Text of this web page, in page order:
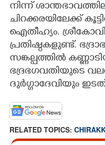
നിന്ന്
ചിറക്കരയിലേക്ക്
ഐതീഹ്യം.
പ്രതിഷ്ഠകളുണ്ട്.
സങ്കല്പത്തിൽ
ഭദ്രഭഗവതിയുടെ
ദുർഗ്ഗാദേവിയും
RELATED TOPICS: